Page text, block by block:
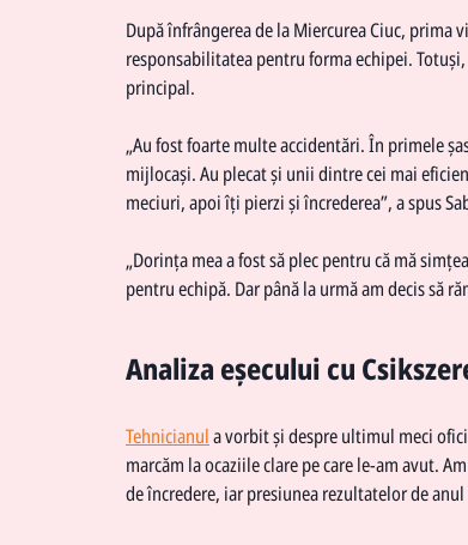
După înfrângerea de la Miercurea Ciuc, prima
responsabilitatea pentru forma echipei.
principal.
„Au fost foarte multe accidentări. În primele
mijlocași. Au plecat și unii dintre cei mai
meciuri, apoi îți pierzi și încrederea”, a spus
„Dorința mea a fost să plec pentru că mă
pentru echipă. Dar până la urmă am decis să
Analiza eșecului cu
Tehnicianula vorbit și despre ultimul meci
marcăm la ocaziile clare pe care le-am avut.
de încredere, iar presiunea rezultatelor de